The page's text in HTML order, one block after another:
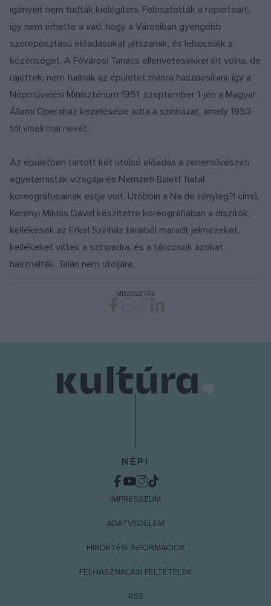
igényeit nem tudták kielégíteni. Felosztották a repertoárt,
így nem érhette a vád, hogy a Városiban gyengébb
szereposztású előadásokat játszanak, és lebecsülik a
közönséget. A Fővárosi Tanács ellenvetésekkel élt volna, de
rájöttek, nem tudnák az épületet másra hasznosítani, így a
Népművelési Minisztérium 1951. szeptember 1-jén a Magyar
Állami Operaház kezelésébe adta a színházat, amely 1953-
tól viseli mai nevét.
Az épületben tartott két utolsó előadás a zeneművészeti
egyetemisták vizsgája és Nemzeti Balett fiatal
koreográfusainak estje volt. Utóbbin a Na de tényleg?! című,
Kerényi Miklós Dávid készítette koreográfiában a díszítők,
kellékesek az Erkel Színház táraiból maradt jelmezeket,
kellékeket vittek a színpadra, és a táncosok azokat
használták. Talán nem utoljára.
MEGOSZTÁS
NÉPI
IMPRESSZUM
ADATVÉDELEM
HIRDETÉSI INFORMÁCIÓK
FELHASZNÁLÁSI FELTÉTELEK
RSS